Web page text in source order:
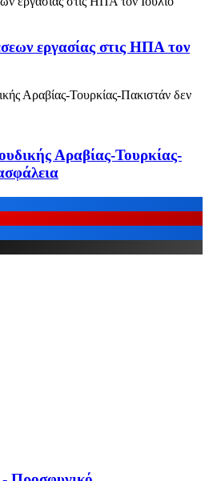
εργασίας στις ΗΠΑ τον
Αραβίας-Τουρκίας-